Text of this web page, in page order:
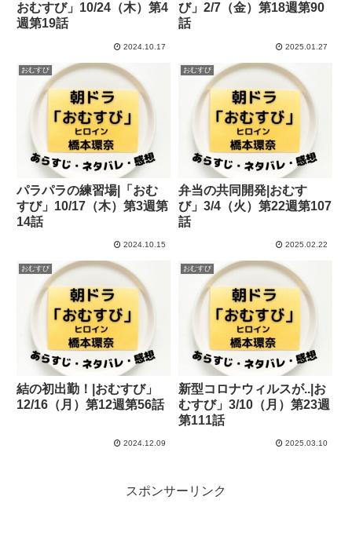
おむすび」10/24（木）第4
週第19話
2024.10.17
び」2/7（金）第18週第90
話
2025.01.27
おむすび
パラパラの練習場|「おむ
すび」10/17（木）第3週第
14話
2024.10.15
おむすび
弁当の共同開発|おむす
び」3/4（火）第22週第107
話
2025.02.22
おむすび
結の初出勤！|おむすび」
12/16（月）第12週第56話
2024.12.09
おむすび
新型コロナウィルスが..|お
むすび」3/10（月）第23週
第111話
2025.03.10
スポンサーリンク